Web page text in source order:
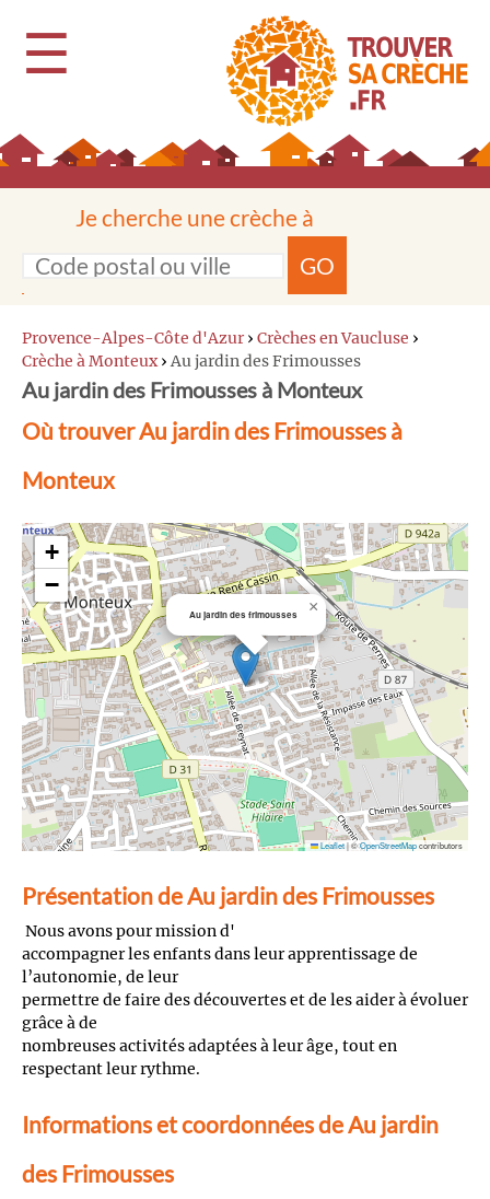
☰
Je cherche une crèche à
GO
Provence-Alpes-Côte d'Azur › Crèches en Vaucluse ›
Crèche à Monteux ›Au jardin des Frimousses
Au jardin des Frimousses à Monteux
Où trouver Au jardin des Frimousses à
Monteux
Au jardin des frimousses ×
+
−
Leaflet|©OpenStreetMapcontributors
Présentation de Au jardin des Frimousses
Nous avons pour mission d'
accompagner les enfants dans leur apprentissage de
l’autonomie, de leur
permettre de faire des découvertes et de les aider à évoluer
grâce à de
nombreuses activités adaptées à leur âge, tout en
respectant leur rythme.
Informations et coordonnées de Au jardin
des Frimousses